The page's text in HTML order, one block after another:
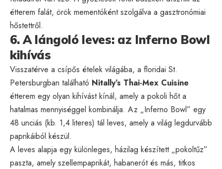
étterem falát, örök mementóként szolgálva a gasztronómiai
hőstettről.
6. A lángoló leves: az Inferno Bowl
kihívás
Visszatérve a csípős ételek világába, a floridai St.
Petersburgban található Nitally’s Thai-Mex Cuisine
étterem egy olyan kihívást kínál, amely a pokoli hőt a
hatalmas mennyiséggel kombinálja. Az „Inferno Bowl” egy
48 unciás (kb. 1,4 literes) tál leves, amely a világ legdurvább
paprikáiból készül.
A leves alapja egy különleges, házilag készített „pokoltűz”
paszta, amely szellempaprikát, habanerót és más, titkos